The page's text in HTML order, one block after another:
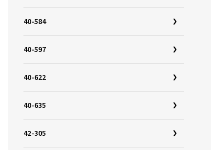
40-584
40-597
40-622
40-635
42-305